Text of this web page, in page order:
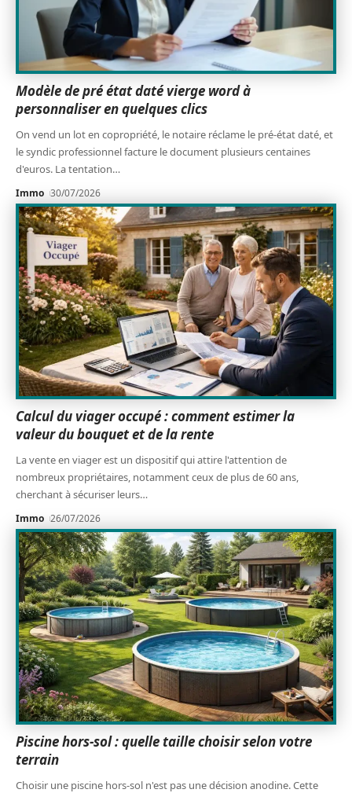
Modèle de pré état daté vierge word à
personnaliser en quelques clics
On vend un lot en copropriété, le notaire réclame le pré-état daté, et
le syndic professionnel facture le document plusieurs centaines
d'euros. La tentation…
Immo 30/07/2026
Calcul du viager occupé : comment estimer la
valeur du bouquet et de la rente
La vente en viager est un dispositif qui attire l'attention de
nombreux propriétaires, notamment ceux de plus de 60 ans,
cherchant à sécuriser leurs…
Immo 26/07/2026
Piscine hors-sol : quelle taille choisir selon votre
terrain
Choisir une piscine hors-sol n'est pas une décision anodine. Cette